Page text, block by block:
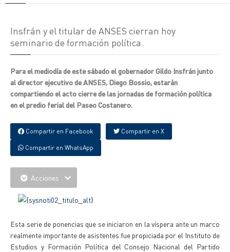
Insfrán y el titular de ANSES cierran hoy
seminario de formación política.
Para el mediodía de este sábado el gobernador Gildo Insfrán junto
al director ejecutivo de ANSES, Diego Bossio, estarán
compartiendo el acto cierre de las jornadas de formación política
en el predio ferial del Paseo Costanero.
Compartir en Facebook Compartir en X
Compartir en WhatsApp
Acciones
Esta serie de ponencias que se iniciaron en la víspera ante un marco
realmente importante de asistentes fue propiciada por el Instituto de
Estudios y Formación Política del Consejo Nacional del Partido